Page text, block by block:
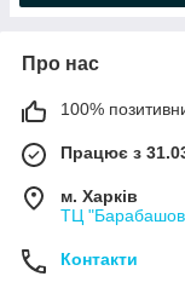
Про нас
100%
Працює з
м. Харків
ТЦ
Контакти